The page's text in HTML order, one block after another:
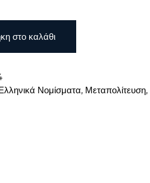
στο καλάθι
Νομίσματα, Μεταπολίτευση,